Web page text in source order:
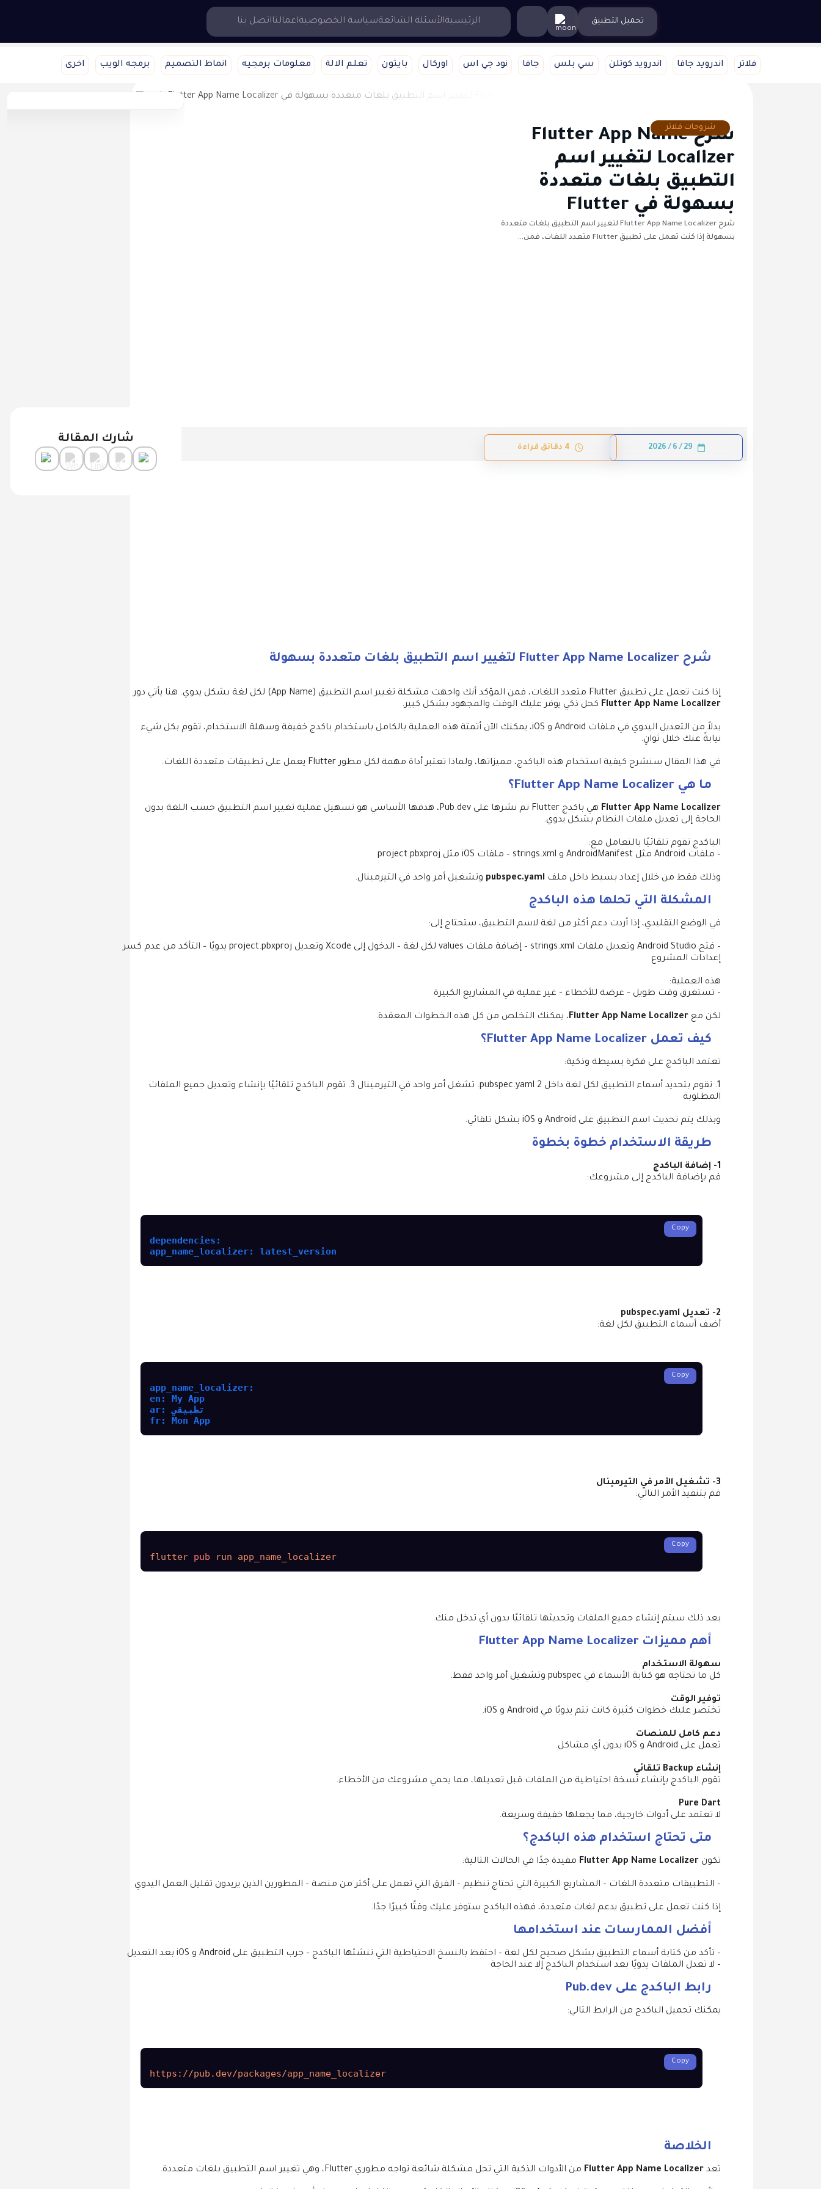
الرئيسيةالأسئلة الشائعةسياسة الخصوصيةاعمالنااتصل بنا تحميل التطبيق
فلاتر اندرويد جافا اندرويد كوتلن سي بلس جافا نود جي اس اوركال بايثون تعلم الالة معلومات برمجيه انماط التصميم برمجه الويب اخرى
شارك المقالة
شروحات فلاترشرح Flutter App Name
Localizer لتغيير اسم
التطبيق بلغات متعددة
بسهولة في Flutter
شرح Flutter App Name Localizer لتغيير اسم التطبيق بلغات متعددة
بسهولة إذا كنت تعمل على تطبيق Flutter متعدد اللغات، فمن…
29 / 6 / 2026 4 دقائق قراءة
شرح Flutter App Name Localizer لتغيير اسم التطبيق بلغات متعددة بسهولة
إذا كنت تعمل على تطبيق Flutter متعدد اللغات، فمن المؤكد أنك واجهت مشكلة تغيير اسم التطبيق (App Name) لكل لغة بشكل يدوي. هنا يأتي دور
Flutter App Name Localizer كحل ذكي يوفر عليك الوقت والمجهود بشكل كبير.
بدلاً من التعديل اليدوي في ملفات Android و iOS، يمكنك الآن أتمتة هذه العملية بالكامل باستخدام باكدج خفيفة وسهلة الاستخدام، تقوم بكل شيء
نيابةً عنك خلال ثوانٍ.
في هذا المقال سنشرح كيفية استخدام هذه الباكدج، مميزاتها، ولماذا تعتبر أداة مهمة لكل مطور Flutter يعمل على تطبيقات متعددة اللغات.
ما هي Flutter App Name Localizer؟
Flutter App Name Localizer
هي باكدج Flutter تم نشرها على Pub.dev، هدفها الأساسي هو تسهيل عملية تغيير اسم التطبيق حسب اللغة بدون
الحاجة إلى تعديل ملفات النظام بشكل يدوي.
الباكدج تقوم تلقائيًا بالتعامل مع:
– ملفات Android مثل AndroidManifest و strings.xml – ملفات iOS مثل project.pbxproj
وذلك فقط من خلال إعداد بسيط داخل ملف pubspec.yaml وتشغيل أمر واحد في التيرمينال.
المشكلة التي تحلها هذه الباكدج
في الوضع التقليدي، إذا أردت دعم أكثر من لغة لاسم التطبيق، ستحتاج إلى:
– فتح Android Studio وتعديل ملفات strings.xml – إضافة ملفات values لكل لغة – الدخول إلى Xcode وتعديل project.pbxproj يدويًا – التأكد من عدم كسر
إعدادات المشروع
هذه العملية:
– تستغرق وقت طويل – عرضة للأخطاء – غير عملية في المشاريع الكبيرة
لكن مع Flutter App Name Localizer، يمكنك التخلص من كل هذه الخطوات المعقدة.
كيف تعمل Flutter App Name Localizer؟
تعتمد الباكدج على فكرة بسيطة وذكية:
1. تقوم بتحديد أسماء التطبيق لكل لغة داخل pubspec.yaml 2. تشغل أمر واحد في التيرمينال 3. تقوم الباكدج تلقائيًا بإنشاء وتعديل جميع الملفات
المطلوبة
وبذلك يتم تحديث اسم التطبيق على Android و iOS بشكل تلقائي.
طريقة الاستخدام خطوة بخطوة
1- إضافة الباكدج
قم بإضافة الباكدج إلى مشروعك:
Copy
dependencies:
app_name_localizer: latest_version
2- تعديل pubspec.yaml
أضف أسماء التطبيق لكل لغة:
Copy
app_name_localizer:
en: My App
ar: تطبيقي
fr: Mon App
3- تشغيل الأمر في التيرمينال
قم بتنفيذ الأمر التالي:
Copy
flutter pub
بعد ذلك سيتم إنشاء جميع الملفات وتحديثها تلقائيًا بدون أي تدخل منك.
أهم مميزات Flutter App Name Localizer
سهولة الاستخدام
كل ما تحتاجه هو كتابة الأسماء في pubspec وتشغيل أمر واحد فقط.
توفير الوقت
تختصر عليك خطوات كثيرة كانت تتم يدويًا في Android و iOS.
دعم كامل للمنصات
تعمل على Android و iOS بدون أي مشاكل.
إنشاء Backup تلقائي
تقوم الباكدج بإنشاء نسخة احتياطية من الملفات قبل تعديلها، مما يحمي مشروعك من الأخطاء.
Pure Dart
لا تعتمد على أدوات خارجية، مما يجعلها خفيفة وسريعة.
متى تحتاج استخدام هذه الباكدج؟
تكون Flutter App Name Localizer مفيدة جدًا في الحالات التالية:
– التطبيقات متعددة اللغات – المشاريع الكبيرة التي تحتاج تنظيم – الفرق التي تعمل على أكثر من منصة – المطورين الذين يريدون تقليل العمل اليدوي
إذا كنت تعمل على تطبيق يدعم لغات متعددة، فهذه الباكدج ستوفر عليك وقتًا كبيرًا جدًا.
أفضل الممارسات عند استخدامها
– تأكد من كتابة أسماء التطبيق بشكل صحيح لكل لغة – احتفظ بالنسخ الاحتياطية التي تنشئها الباكدج – جرب التطبيق على Android و iOS بعد التعديل
– لا تعدل الملفات يدويًا بعد استخدام الباكدج إلا عند الحاجة
رابط الباكدج على Pub.dev
يمكنك تحميل الباكدج من الرابط التالي:
Copy
الخلاصة
تعد Flutter App Name Localizer من الأدوات الذكية التي تحل مشكلة شائعة تواجه مطوري Flutter، وهي تغيير اسم التطبيق بلغات متعددة.